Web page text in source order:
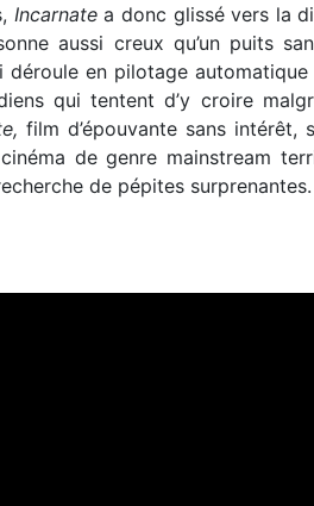
Incarnatea donc glissé vers la
aussi creux qu’un puits
en pilotage
qui tentent d’y croire
film d’épouvante sans intérêt,
de genre mainstream
de pépites